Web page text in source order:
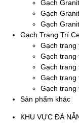
Gạch
Gạch
Gạch
Gạch Trang Trí
Gạch trang
Gạch trang
Gạch
Gạch trang
Gạch trang
Sản phẩm khác
KHU VỰC ĐÀ